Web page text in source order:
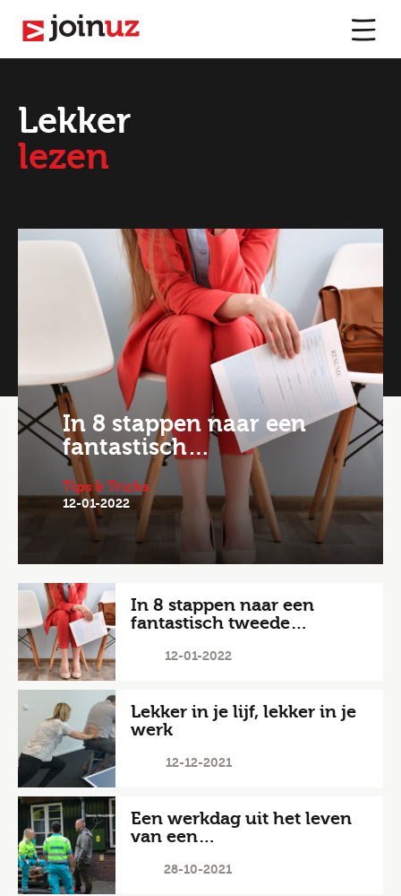
Lekker
lezen
In 8 stappen naar een
fantastisch…
Tips & Tricks
12-01-2022
In 8 stappen naar een
fantastisch tweede…
12-01-2022
Lekker in je lijf, lekker in je
werk
12-12-2021
Een werkdag uit het leven
van een…
28-10-2021